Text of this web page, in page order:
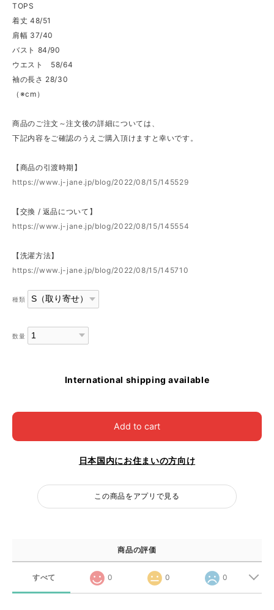
TOPS
着丈 48/51
肩幅 37/40
バスト 84/90
ウエスト 58/64
袖の長さ 28/30
（※cm）
商品のご注文～注文後の詳細については、
下記内容をご確認のうえご購入頂けますと幸いです。
【商品の引渡時期】
https://www.j-jane.jp/blog/2022/08/15/145529
【交換 / 返品について】
https://www.j-jane.jp/blog/2022/08/15/145554
【洗濯方法】
https://www.j-jane.jp/blog/2022/08/15/145710
種類
数量
International shipping available
Add to cart
日本国内にお住まいの方向け
この商品をアプリで見る
商品の評価
すべて 0 0 0